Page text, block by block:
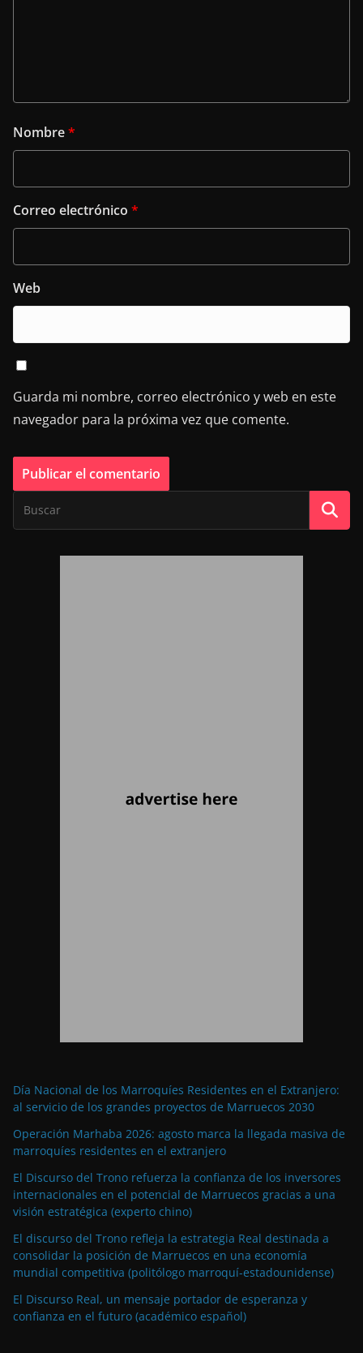
Nombre*
Correo electrónico *
Web
Guarda mi nombre, correo electrónico y web en este
navegador para la próxima vez que comente.
Día Nacional de los Marroquíes Residentes en el Extranjero:
al servicio de los grandes proyectos de Marruecos 2030
Operación Marhaba 2026: agosto marca la llegada masiva de
marroquíes residentes en el extranjero
El Discurso del Trono refuerza la confianza de los inversores
internacionales en el potencial de Marruecos gracias a una
visión estratégica (experto chino)
El discurso del Trono refleja la estrategia Real destinada a
consolidar la posición de Marruecos en una economía
mundial competitiva (politólogo marroquí-estadounidense)
El Discurso Real, un mensaje portador de esperanza y
confianza en el futuro (académico español)